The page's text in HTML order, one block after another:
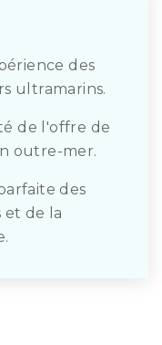
des
ultramarins.
de l'offre de
outre-mer.
des
et de la